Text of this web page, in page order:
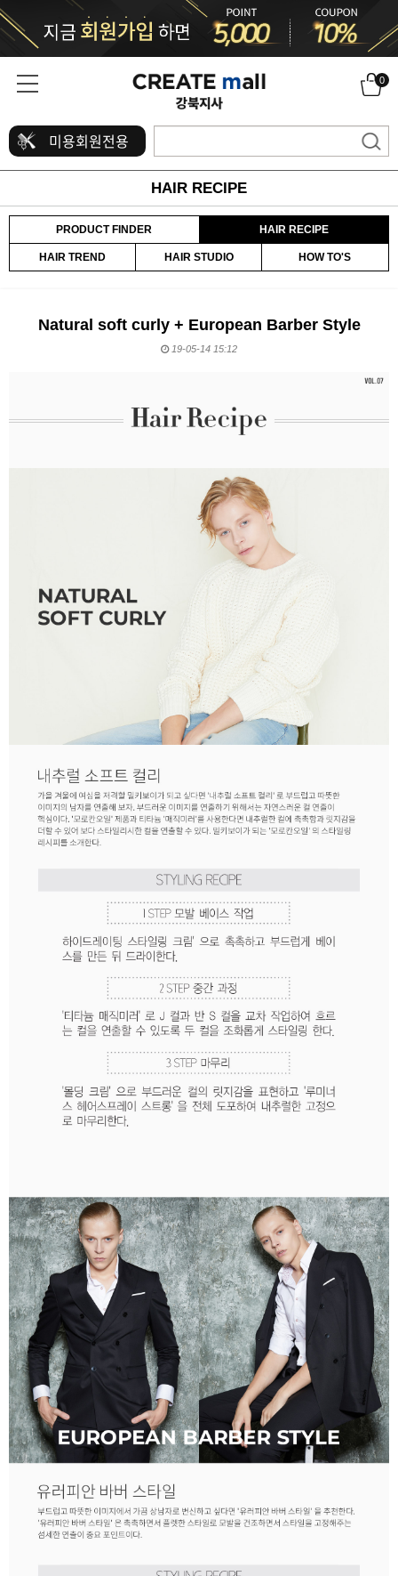
0
미용회원전용
HAIR RECIPE
PRODUCT FINDER HAIR RECIPE
HAIR TREND HAIR STUDIO HOW TO'S
Natural soft curly + European Barber Style
19-05-14 15:12